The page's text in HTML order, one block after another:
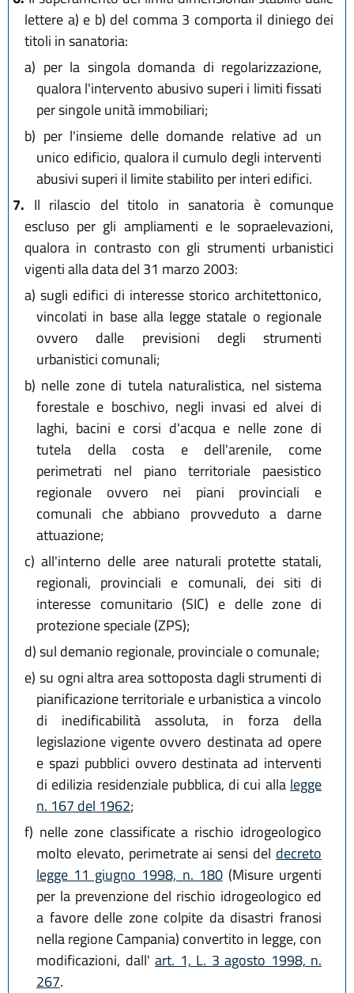
lettere a) e b) del comma 3 comporta il diniego dei
titoli in sanatoria:
a) per la singola domanda di regolarizzazione,
qualora l'intervento abusivo superi i limiti fissati
per singole unità immobiliari;
b) per l'insieme delle domande relative ad un
unico edificio, qualora il cumulo degli interventi
abusivi superi il limite stabilito per interi edifici.
7. Il rilascio del titolo in sanatoria è comunque
escluso per gli ampliamenti e le sopraelevazioni,
qualora in contrasto con gli strumenti urbanistici
vigenti alla data del 31 marzo 2003:
a) sugli edifici di interesse storico architettonico,
vincolati in base alla legge statale o regionale
ovvero dalle previsioni degli strumenti
urbanistici comunali;
b) nelle zone di tutela naturalistica, nel sistema
forestale e boschivo, negli invasi ed alvei di
laghi, bacini e corsi d'acqua e nelle zone di
tutela della costa e dell'arenile, come
perimetrati nel piano territoriale paesistico
regionale ovvero nei piani provinciali e
comunali che abbiano provveduto a darne
attuazione;
c) all'interno delle aree naturali protette statali,
regionali, provinciali e comunali, dei siti di
interesse comunitario (SIC) e delle zone di
protezione speciale (ZPS);
d)sul demanio regionale, provinciale o comunale;
e) su ogni altra area sottoposta dagli strumenti di
pianificazione territoriale e urbanistica a vincolo
di inedificabilità assoluta, in forza della
legislazione vigente ovvero destinata ad opere
e spazi pubblici ovvero destinata ad interventi
di edilizia residenziale pubblica, di cui alla legge
n. 167 del 1962;
f) nelle zone classificate a rischio idrogeologico
molto elevato, perimetrate ai sensi del decreto
legge 11 giugno 1998, n. 180(Misure urgenti
per la prevenzione del rischio idrogeologico ed
a favore delle zone colpite da disastri franosi
nella regione Campania) convertito in legge, con
modificazioni, dall' art. 1, L. 3 agosto 1998, n.
267.